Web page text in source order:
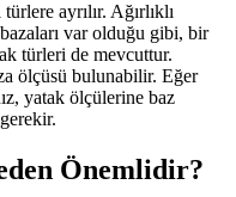
ayrılır. Ağırlıklı
var olduğu gibi, bir
türleri de mevcuttur.
ölçüsü bulunabilir. Eğer
yatak ölçülerine baz
Önemlidir?